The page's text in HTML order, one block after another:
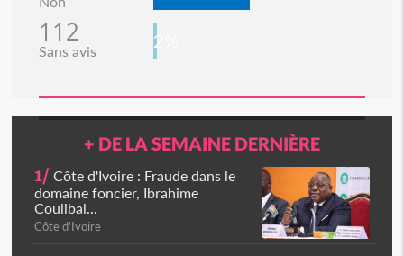
112
Sans avis 2%
+ DE LA SEMAINE DERNIÈRE
1/ Côte d'Ivoire : Fraude dans le
domaine foncier, Ibrahime
Coulibal...
Côte d'Ivoire